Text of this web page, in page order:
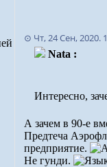
⊙ Чт, 24 Сен, 2020.
Nata :
Интересно,
А зачем в 90-е
Предтеча
предприятие.
Не гунди.